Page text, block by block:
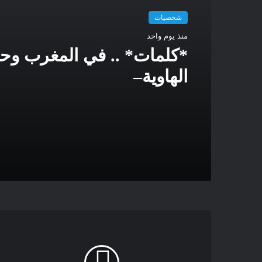
شخصيات
منذ يوم واحد
*كلمات* .. في المغرب
الهاوية–